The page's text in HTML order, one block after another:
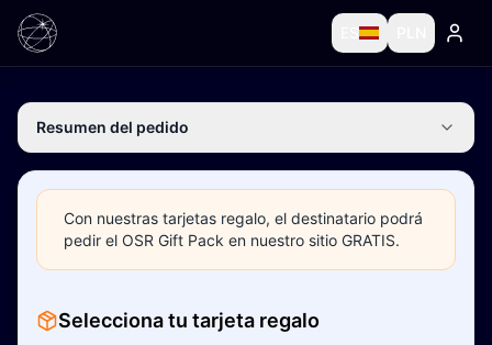
Resumen del pedido
Con nuestras tarjetas regalo, el destinatario podrá
pedir el OSR Gift Pack en nuestro sitio GRATIS.
Selecciona tu tarjeta regalo